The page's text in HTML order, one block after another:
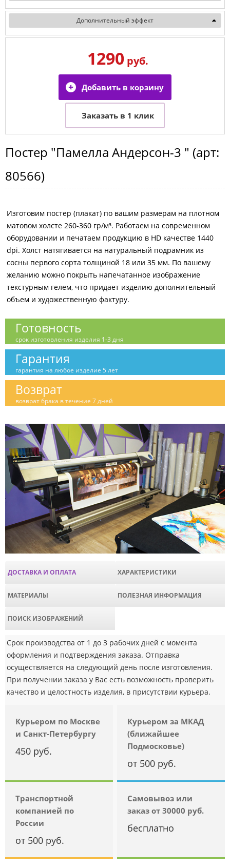
Дополнительный эффект
1290руб.
Постер "Памелла Андерсон-3 " (арт:
80566)
Изготовим постер (плакат) по вашим размерам на плотном
матовом холсте 260-360 гр/м³. Работаем на современном
оборудовании и печатаем продукцию в HD качестве 1440
dpi. Холст натягивается на натуральный подрамник из
сосны первого сорта толщиной 18 или 35 мм. По вашему
желанию можно покрыть напечатанное изображение
текстурным гелем, что придает изделию дополнительный
объем и художественную фактуру.
Готовность
срок изготовления изделия 1-3 дня
Гарантия
гарантия на любое изделие 5 лет
Возврат
возврат брака в течение 7 дней
ДОСТАВКА И ОПЛАТА ХАРАКТЕРИСТИКИ
МАТЕРИАЛЫ ПОЛЕЗНАЯ ИНФОРМАЦИЯ
ПОИСК ИЗОБРАЖЕНИЙ
Срок производства от 1 до 3 рабочих дней с момента
оформления и подтверждения заказа. Отправка
осуществляется на следующий день после изготовления.
При получении заказа у Вас есть возможность проверить
качество и целостность изделия, в присутствии курьера.
Курьером по Москве
и Санкт-Петербургу
450 руб.
Курьером за МКАД
(ближайшее
Подмосковье)
от 500 руб.
Транспортной
компанией по
России
от 500 руб.
Самовывоз или
заказ от 30000 руб.
бесплатно